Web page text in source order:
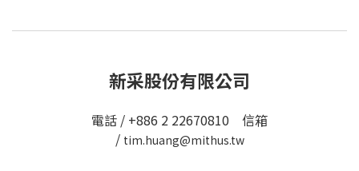
新采股份有限公司
電話 / +886 2 22670810 信箱
/ tim.huang@mithus.tw